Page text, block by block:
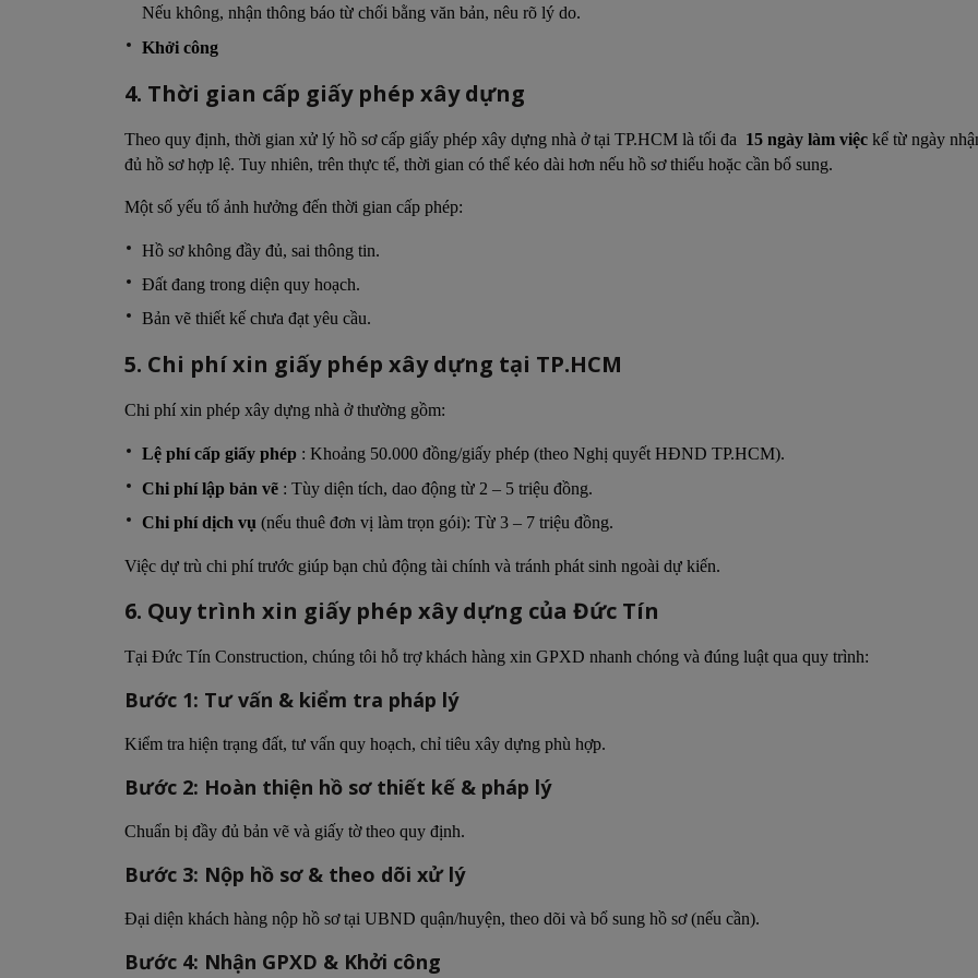
Nếu không, nhận thông báo từ chối bằng văn bản, nêu rõ lý do.
Khởi công
4. Thời gian cấp giấy phép xây dựng
Theo quy định, thời gian xử lý hồ sơ cấp giấy phép xây dựng nhà ở tại TP.HCM là tối đa 15 ngày làm việc kể từ ngày
đủ hồ sơ hợp lệ. Tuy nhiên, trên thực tế, thời gian có thể kéo dài hơn nếu hồ sơ thiếu hoặc cần bổ sung.
Một số yếu tố ảnh hưởng đến thời gian cấp phép:
Hồ sơ không đầy đủ, sai thông tin.
Đất đang trong diện quy hoạch.
Bản vẽ thiết kế chưa đạt yêu cầu.
5. Chi phí xin giấy phép xây dựng tại TP.HCM
Chi phí xin phép xây dựng nhà ở thường gồm:
Lệ phí cấp giấy phép : Khoảng 50.000 đồng/giấy phép (theo Nghị quyết HĐND TP.HCM).
Chi phí lập bản vẽ : Tùy diện tích, dao động từ 2 – 5 triệu đồng.
Chi phí dịch vụ (nếu thuê đơn vị làm trọn gói): Từ 3 – 7 triệu đồng.
Việc dự trù chi phí trước giúp bạn chủ động tài chính và tránh phát sinh ngoài dự kiến.
6. Quy trình xin giấy phép xây dựng của Đức Tín
Tại Đức Tín Construction, chúng tôi hỗ trợ khách hàng xin GPXD nhanh chóng và đúng luật qua quy trình:
Bước 1: Tư vấn & kiểm tra pháp lý
Kiểm tra hiện trạng đất, tư vấn quy hoạch, chỉ tiêu xây dựng phù hợp.
Bước 2: Hoàn thiện hồ sơ thiết kế & pháp lý
Chuẩn bị đầy đủ bản vẽ và giấy tờ theo quy định.
Bước 3: Nộp hồ sơ & theo dõi xử lý
Đại diện khách hàng nộp hồ sơ tại UBND quận/huyện, theo dõi và bổ sung hồ sơ (nếu cần).
Bước 4: Nhận GPXD & Khởi công